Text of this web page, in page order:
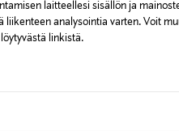
laitteellesi sisällön ja
liikenteen analysointia varten. Voit
linkistä.
6,90 €, kun toimitus on